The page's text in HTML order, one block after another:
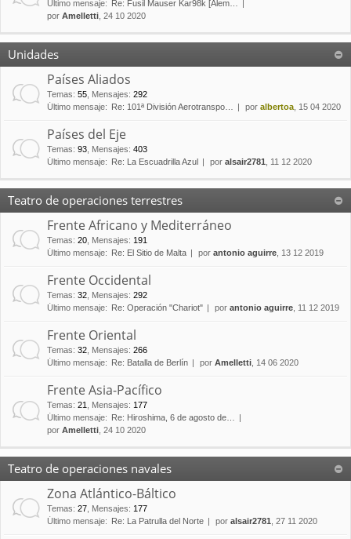
Último mensaje:
Re: Fusil Mauser Kar98k [Alem…
por Amelletti , 24 10 2020
Unidades
Países Aliados
Temas: 55 Mensajes: 292
Último mensaje:
Re: 101ª División Aerotranspo… por albertoa , 15 04 2020
Países del Eje
Temas: 93 Mensajes: 403
Último mensaje:
Re: La Escuadrilla Azul por alsair2781 , 11 12 2020
Teatro de operaciones terrestres
Frente Africano y Mediterráneo
Temas: 20 Mensajes: 191
Último mensaje:
Re: El Sitio de Malta por antonio aguirre , 13 12 2019
Frente Occidental
Temas: 32 Mensajes: 292
Último mensaje:
Re: Operación "Chariot" por antonio aguirre , 11 12 2019
Frente Oriental
Temas: 32 Mensajes: 266
Último mensaje:
Re: Batalla de Berlín por Amelletti , 14 06 2020
Frente Asia-Pacífico
Temas: 21 Mensajes: 177
Último mensaje:
Re: Hiroshima, 6 de agosto de…
por Amelletti , 24 10 2020
Teatro de operaciones navales
Zona Atlántico-Báltico
Temas: 27 Mensajes: 177
Último mensaje:
Re: La Patrulla del Norte por alsair2781 , 27 11 2020